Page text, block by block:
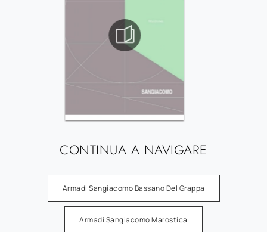
CONTINUA A NAVIGARE
Armadi Sangiacomo Bassano Del Grappa
Armadi Sangiacomo Marostica